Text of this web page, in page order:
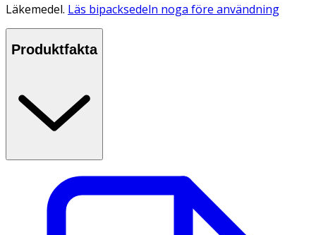
Läkemedel. Läs bipacksedeln noga före användning
Produktfakta